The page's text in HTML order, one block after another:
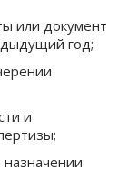
или документ
год;
и
назначении